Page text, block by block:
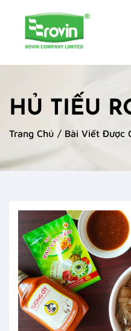
HỦ TIẾU
Trang Chủ / Bài Viết Được